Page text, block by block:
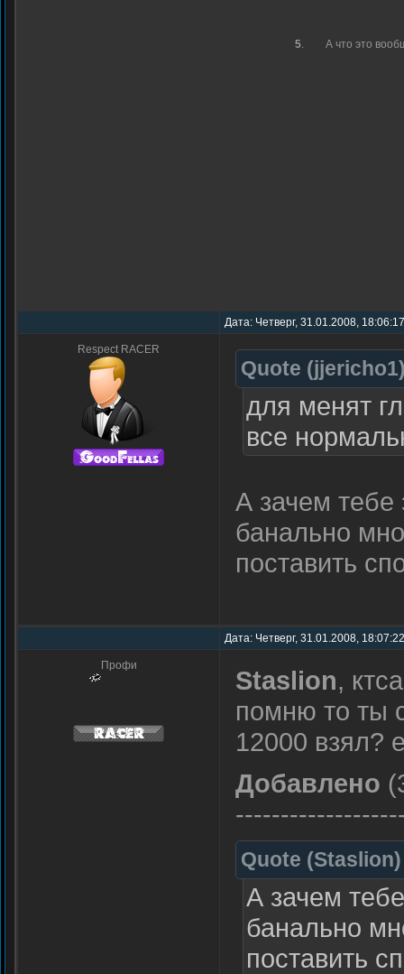
5. А что это
Дата: Четверг, 31.01.2008,
Respect RACER
Quote (jjericho1
для менят
все
А зачем тебе
банально
поставить
Дата: Четверг, 31.01.2008,
Профи Staslion,
помню то ты
12000 взял?
Добавлено
Quote (Staslion)
А зачем
банально
поставить